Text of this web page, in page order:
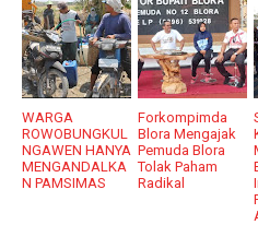
WARGA
ROWOBUNGKUL
NGAWEN HANYA
MENGANDALKA
N PAMSIMAS
Forkompimda
Blora Mengajak
Pemuda Blora
Tolak Paham
Radikal